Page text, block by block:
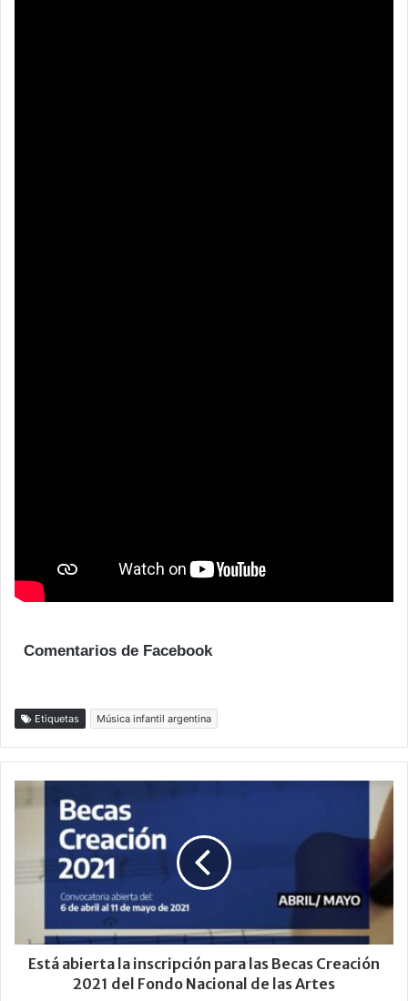
Comentarios de Facebook
Etiquetas Música infantil argentina
Está abierta la inscripción para las Becas Creación
2021 del Fondo Nacional de las Artes